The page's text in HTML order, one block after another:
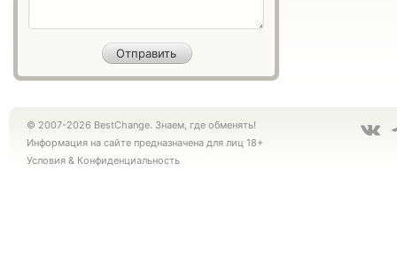
© 2007-2026 BestChange. Знаем, где обменять!
Информация на сайте предназначена для лиц 18+
Условия & Конфиденциальность